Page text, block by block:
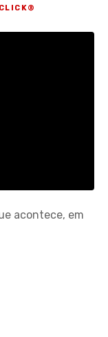
acontece, em